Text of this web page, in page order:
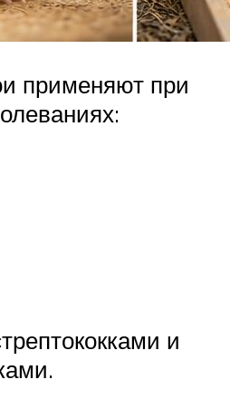
применяют при
и